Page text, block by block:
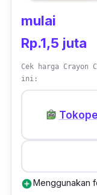
mulai
Rp.1,5 juta
Cek harga Crayon
ini:
add_circleMenggunakan